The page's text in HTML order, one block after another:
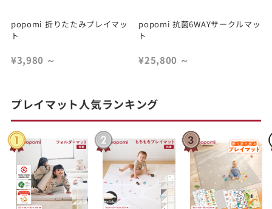
popomi 折りたたみプレイマッ
ト
¥3,980 ～
popomi 抗菌6WAYサークルマッ
ト
¥25,800 ～
プレイマット人気ランキング